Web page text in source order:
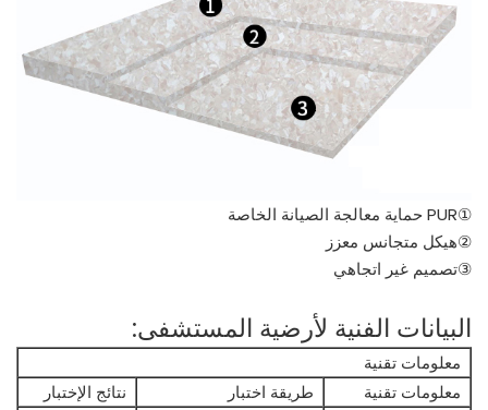
①PUR حماية معالجة الصيانة الخاصة
②هيكل متجانس معزز
③تصميم غير اتجاهي
البيانات الفنية لأرضية المستشفى:
معلومات تقنية
معلومات تقنية
طريقة اختبار
نتائج الإختبار